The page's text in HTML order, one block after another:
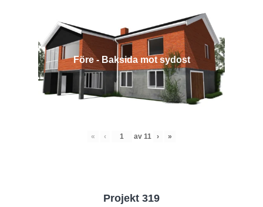
Före - Baksida mot sydost
« ‹ av 11 › »
Projekt 319